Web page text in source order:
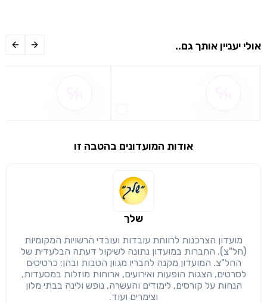
שיתוף
מימוש הטבה זו ניתן רק לחברי
הבנתי, המשך לאתר
אולי יעניין אותך גם..
אודות המועדונים בהטבה זו
שלך
מועדון הצרכנות לרווחת עובדות ועובדי הרשויות המקומיות
(חל"צ). החברות במועדון נתונה לשיקול דעתה הבלעדית של
החל"צ. המועדון מקנה לחבריו מגוון הטבות ובהן: כרטיסים
לסרטים, הצגות הופעות ואירועים, ארוחות מוזלות במסעדות,
הנחות על קורסים, לימודים והעשרה, נופש ולינה בבתי מלון
וצימרים ועוד.